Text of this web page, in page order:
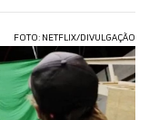
FOTO: NETFLIX/DIVULGAÇÃO